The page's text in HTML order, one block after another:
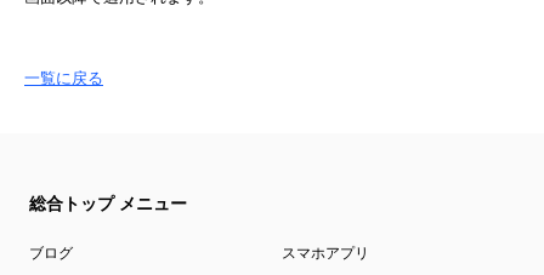
一覧に戻る
総合トップ メニュー
ブログ スマホアプリ